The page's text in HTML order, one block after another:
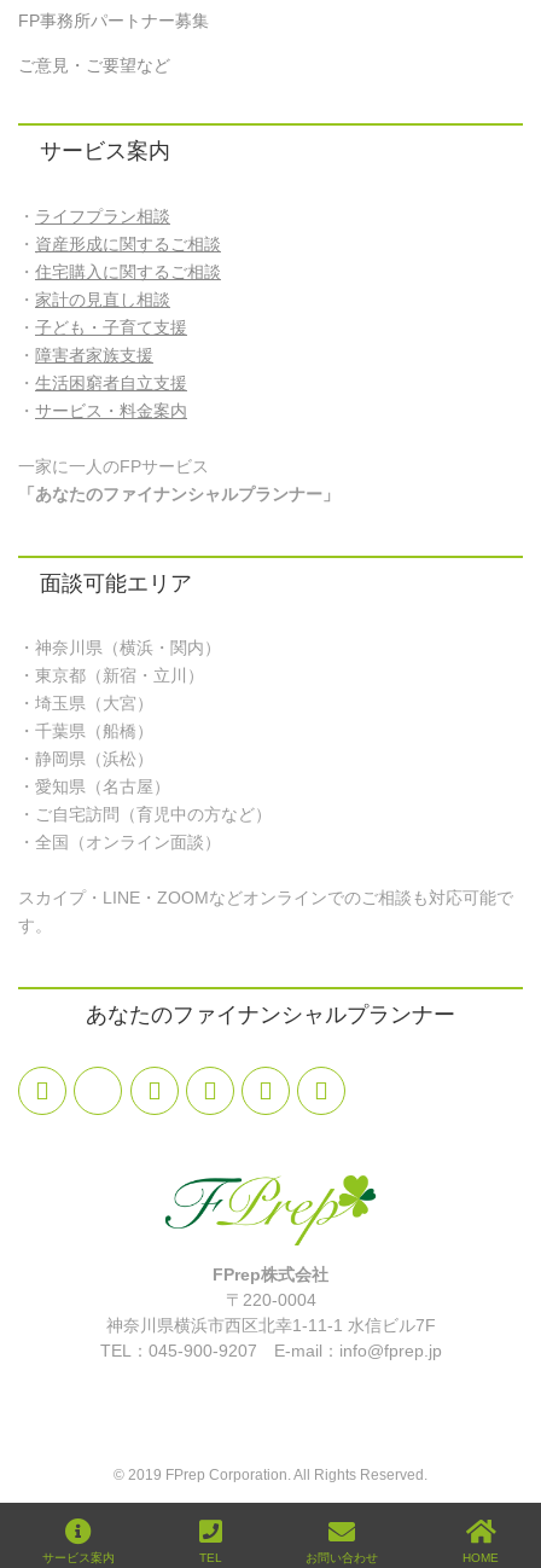
FP事務所パートナー募集
ご意見・ご要望など
サービス案内
・ ライフプラン相談
・ 資産形成に関するご相談
・ 住宅購入に関するご相談
・ 家計の見直し相談
・ 子ども・子育て支援
・ 障害者家族支援
・ 生活困窮者自立支援
・ サービス・料金案内
一家に一人のFPサービス
「あなたのファイナンシャルプランナー」
面談可能エリア
・神奈川県（横浜・関内）
・東京都（新宿・立川）
・埼玉県（大宮）
・千葉県（船橋）
・静岡県（浜松）
・愛知県（名古屋）
・ご自宅訪問（育児中の方など）
・全国（オンライン面談）
スカイプ・LINE・ZOOMなどオンラインでのご相談も対応可能で
す。
あなたのファイナンシャルプランナー
FPrep株式会社
〒220-0004
神奈川県横浜市西区北幸1-11-1 水信ビル7F
TEL：045-900-9207 E-mail：info@fprep.jp
© 2019 FPrep Corporation. All Rights Reserved.
サービス案内 TEL お問い合わせ HOME